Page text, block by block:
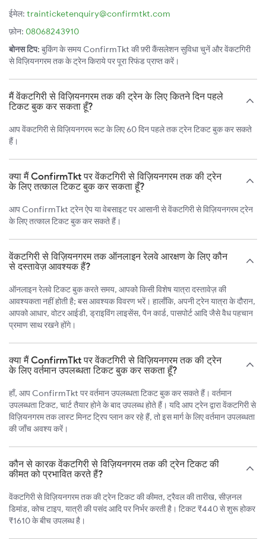
ईमेल: trainticketenquiry@confirmtkt.com
फ़ोन: 08068243910
बोनस टिप: बुकिंग के समय ConfirmTkt की फ़्री कैंसलेशन सुविधा चुनें और वेंकटगिरी
से विज़ियनगरम तक के ट्रेन किराये पर पूरा रिफंड प्राप्त करें।
मैं वेंकटगिरी से विज़ियनगरम तक की ट्रेन के लिए कितने दिन पहले
टिकट बुक कर सकता हूँ?
आप वेंकटगिरी से विज़ियनगरम रूट के लिए 60 दिन पहले तक ट्रेन टिकट बुक कर सकते
हैं।
क्या मैं ConfirmTkt पर वेंकटगिरी से विज़ियनगरम तक की ट्रेन
के लिए तत्काल टिकट बुक कर सकता हूँ?
आप ConfirmTkt ट्रेन ऐप या वेबसाइट पर आसानी से वेंकटगिरी से विज़ियनगरम ट्रेन
के लिए तत्काल टिकट बुक कर सकते हैं।
वेंकटगिरी से विज़ियनगरम तक ऑनलाइन रेलवे आरक्षण के लिए कौन
से दस्तावेज़ आवश्यक हैं?
ऑनलाइन रेलवे टिकट बुक करते समय, आपको किसी विशेष यात्रा दस्तावेज़ की
आवश्यकता नहीं होती है; बस आवश्यक विवरण भरें। हालाँकि, अपनी ट्रेन यात्रा के दौरान,
आपको आधार, वोटर आईडी, ड्राइविंग लाइसेंस, पैन कार्ड, पासपोर्ट आदि जैसे वैध पहचान
प्रमाण साथ रखने होंगे।
क्या मैं ConfirmTkt पर वेंकटगिरी से विज़ियनगरम तक की ट्रेन
के लिए वर्तमान उपलब्धता टिकट बुक कर सकता हूँ?
हाँ, आप ConfirmTkt पर वर्तमान उपलब्धता टिकट बुक कर सकते हैं। वर्तमान
उपलब्धता टिकट, चार्ट तैयार होने के बाद उपलब्ध होते हैं। यदि आप ट्रेन द्वारा वेंकटगिरी से
विज़ियनगरम तक लास्ट मिनट ट्रिप प्लान कर रहे हैं, तो इस मार्ग के लिए वर्तमान उपलब्धता
की जाँच अवश्य करें।
कौन से कारक वेंकटगिरी से विज़ियनगरम तक की ट्रेन टिकट की
कीमत को प्रभावित करते हैं?
वेंकटगिरी से विज़ियनगरम तक की ट्रेन टिकट की कीमत, ट्रैवल की तारीख, सीज़नल
डिमांड, कोच टाइप, यात्री की पसंद आदि पर निर्भर करती है। टिकट ₹440 से शुरू होकर
₹1610 के बीच उपलब्ध है।